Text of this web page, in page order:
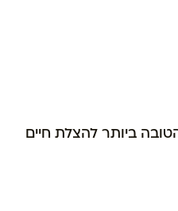
ביותר להצלת חיים